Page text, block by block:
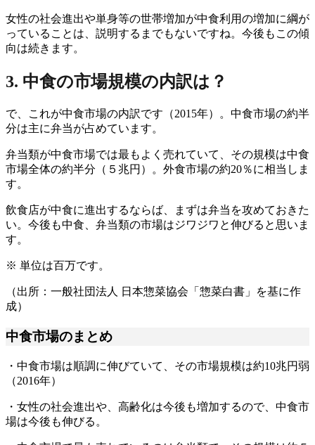
女性の社会進出や単身等の世帯増加が中食利用の増加に綱が
っていることは、説明するまでもないですね。今後もこの傾
向は続きます。
3. 中食の市場規模の内訳は？
で、これが中食市場の内訳です（2015年）。中食市場の約半
分は主に弁当が占めています。
弁当類が中食市場では最もよく売れていて、その規模は中食
市場全体の約半分（５兆円）。外食市場の約20％に相当しま
す。
飲食店が中食に進出するならば、まずは弁当を攻めておきた
い。今後も中食、弁当類の市場はジワジワと伸びると思いま
す。
※ 単位は百万です。
（出所：一般社団法人 日本惣菜協会「惣菜白書」を基に作
成）
中食市場のまとめ
・中食市場は順調に伸びていて、その市場規模は約10兆円弱
（2016年）
・女性の社会進出や、高齢化は今後も増加するので、中食市
場は今後も伸びる。